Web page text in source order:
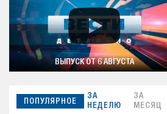
ВЫПУСК ОТ 6 АВГУСТА
ПОПУЛЯРНОЕ
ЗА
НЕДЕЛЮ
ЗА
МЕСЯЦ